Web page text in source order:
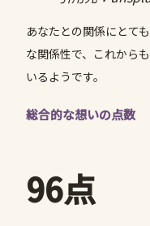
あなたとの関係にとて
な関係性で、これから
いるようです。
総合的な想いの点数
96点